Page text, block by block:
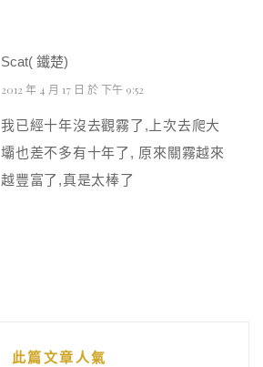
Scat( 鐵楚)
2012 年 4 月 17 日 於 下午 9:52
我已經十年沒去觀霧了,上次去爬大
壩也差不多有十年了, 原來關霧越來
越豐富了,真是太棒了
此篇文章人氣